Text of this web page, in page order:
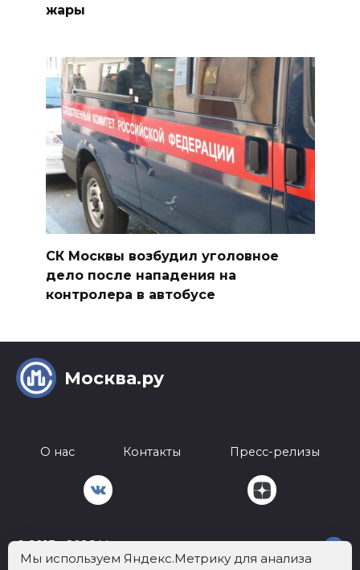
жары
СК Москвы возбудил уголовное
дело после нападения на
контролера в автобусе
Москва.ру
О нас Контакты Пресс-релизы
© 2013 - 2026 Москва.ру
Мы используем Яндекс.Метрику для анализа